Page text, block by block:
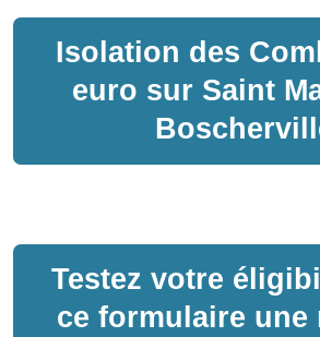
Isolation des
euro sur Saint
Testez votre
ce formulaire une